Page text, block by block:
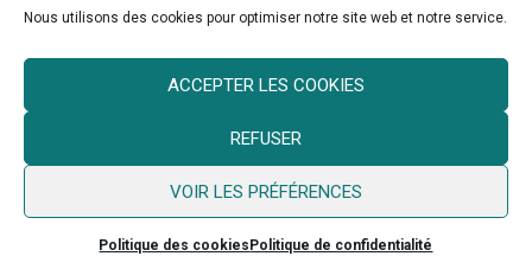
Nous utilisons des cookies pour optimiser notre site web et notre service.
ACCEPTER LES COOKIES
REFUSER
VOIR LES PRÉFÉRENCES
Politique des cookies Politique de confidentialité
© 2026 Ville de Billy Berclau —neoweb.fr